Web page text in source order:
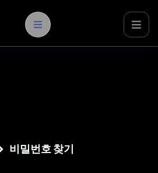
비밀번호 찾기